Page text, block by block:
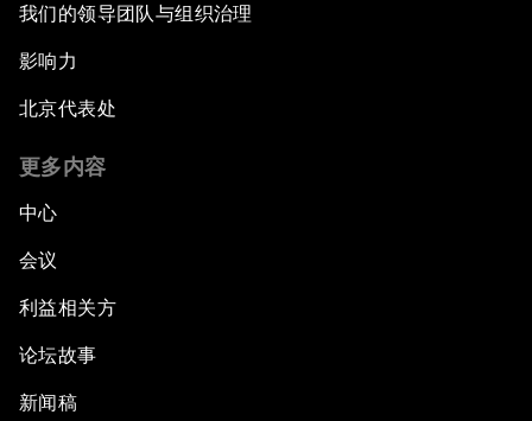
我们的领导团队与组织治理
影响力
北京代表处
更多内容
中心
会议
利益相关方
论坛故事
新闻稿